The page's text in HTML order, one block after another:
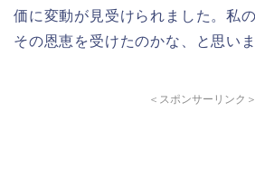
価に変動が見受けられました。私
その恩恵を受けたのかな、と思いま
＜スポンサーリンク＞